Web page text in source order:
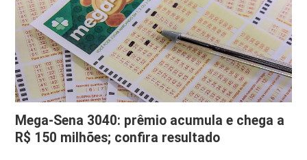
Mega-Sena 3040: prêmio acumula e chega a
R$ 150 milhões; confira resultado